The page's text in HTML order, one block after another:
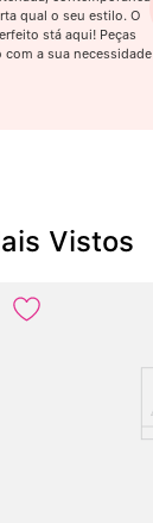
qual o seu estilo. O
stá aqui! Peças
com a sua necessidade
Vistos